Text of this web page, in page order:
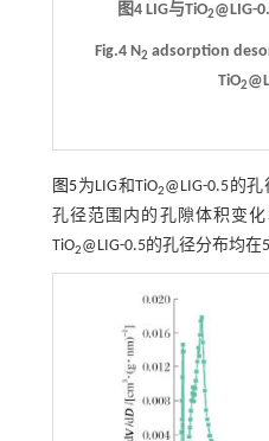
图4 LIG与TiO2@LIG-
Fig.4 N2 adsorption
TiO2
图5为LIG和TiO2@LIG-0.5的
孔径范围内的孔隙体积变
TiO2@LIG-0.5的孔径分布均在